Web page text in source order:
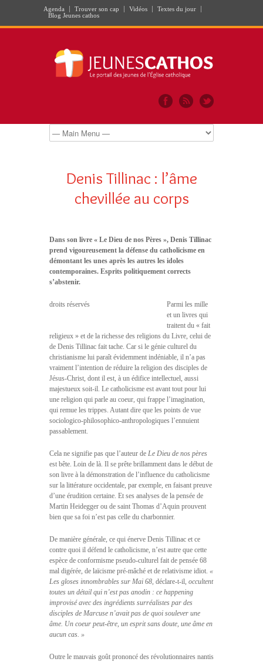
Agenda Trouver son cap Vidéos
Textes du jour
Blog Jeunes cathos
Denis Tillinac : l’âme
chevillée au corps
Dans son livre « Le Dieu de nos Pères », Denis Tillinac
prend vigoureusement la défense du catholicisme en
démontant les unes après les autres les idoles
contemporaines. Esprits politiquement corrects
s’abstenir.
droits réservés
Parmi les mille
et un livres qui
traitent du « fait
religieux » et de la richesse des religions du Livre, celui de
de Denis Tillinac fait tache. Car si le génie culturel du
christianisme lui paraît évidemment indéniable, il n’a pas
vraiment l’intention de réduire la religion des disciples de
Jésus-Christ, dont il est, à un édifice intellectuel, aussi
majestueux soit-il. Le catholicisme est avant tout pour lui
une religion qui parle au coeur, qui frappe l’imagination,
qui remue les trippes. Autant dire que les points de vue
sociologico-philosophico-anthropologiques l’ennuient
passablement.
Cela ne signifie pas que l’auteur de Le Dieu de nos pères
est bête. Loin de là. Il se prête brillamment dans le début de
son livre à la démonstration de l’influence du catholicisme
sur la littérature occidentale, par exemple, en faisant preuve
d’une érudition certaine. Et ses analyses de la pensée de
Martin Heidegger ou de saint Thomas d’Aquin prouvent
bien que sa foi n’est pas celle du charbonnier.
De manière générale, ce qui énerve Denis Tillinac et ce
contre quoi il défend le catholicisme, n’est autre que cette
espèce de conformisme pseudo-culturel fait de pensée 68
mal digérée, de laïcisme pré-mâché et de relativisme idiot. «
Les gloses innombrables sur Mai 68, déclare-t-il, occultent
toutes un détail qui n’est pas anodin : ce happening
improvisé avec des ingrédients surréalistes par des
disciples de Marcuse n’avait pas de quoi soulever une
âme. Un coeur peut-être, un esprit sans doute, une âme en
aucun cas. »
Outre le mauvais goût prononcé des révolutionnaires nantis